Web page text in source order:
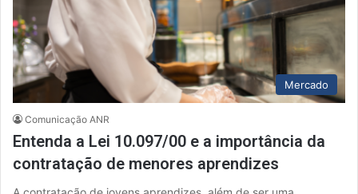
Mercado
Comunicação ANR
Entenda a Lei 10.097/00 e a importância da
contratação de menores aprendizes